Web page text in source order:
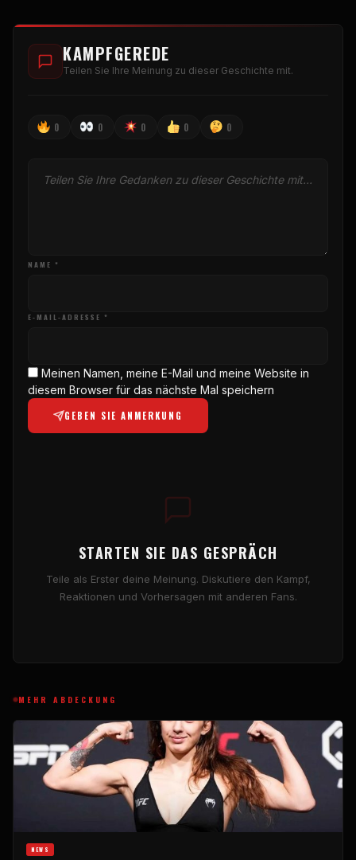
KAMPFGEREDE
Teilen Sie Ihre Meinung zu dieser Geschichte mit.
0 0 0 0 0
NAME *
E-MAIL-ADRESSE *
Meinen Namen, meine E-Mail und meine Website in
diesem Browser für das nächste Mal speichern
GEBEN SIE ANMERKUNG
STARTEN SIE DAS GESPRÄCH
Teile als Erster deine Meinung. Diskutiere den Kampf,
Reaktionen und Vorhersagen mit anderen Fans.
MEHR ABDECKUNG
NEWS